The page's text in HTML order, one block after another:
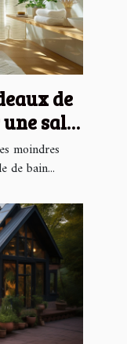
de
salle
moindres
de bain...